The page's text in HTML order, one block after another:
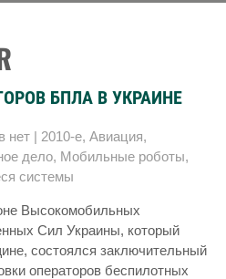
БПЛА В УКРАИНЕ
нет | 2010-е, Авиация,
дело, Мобильные роботы,
системы
Высокомобильных
Сил Украины, который
состоялся заключительный
операторов беспилотных